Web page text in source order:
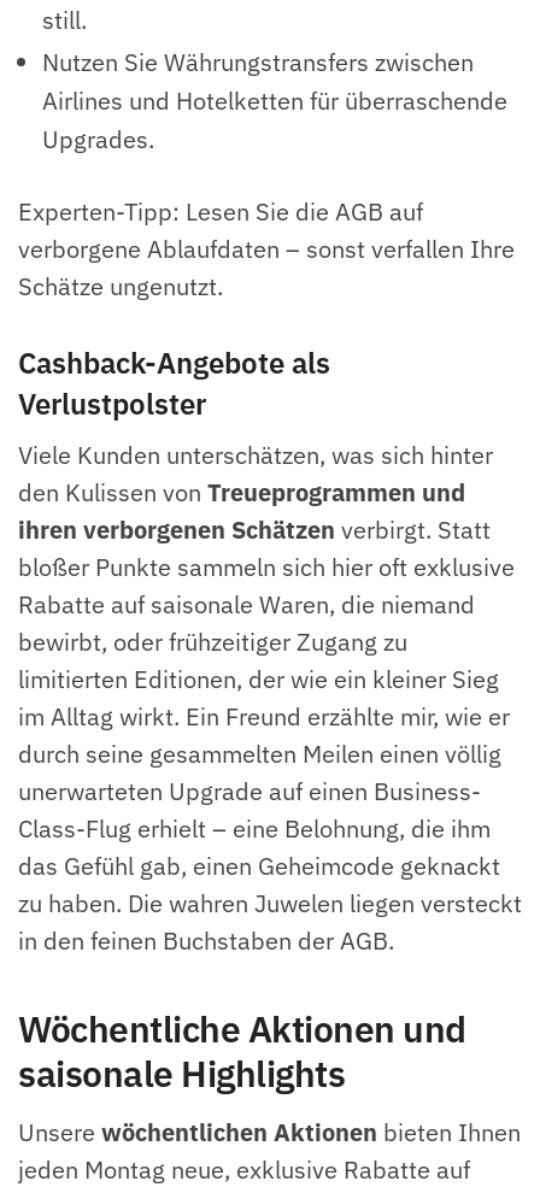
still.
Nutzen Sie Währungstransfers zwischen
Airlines und Hotelketten für überraschende
Upgrades.
Experten-Tipp: Lesen Sie die AGB auf
verborgene Ablaufdaten – sonst verfallen Ihre
Schätze ungenutzt.
Cashback-Angebote als
Verlustpolster
Viele Kunden unterschätzen, was sich hinter
den Kulissen von Treueprogrammen und
ihren verborgenen Schätzen verbirgt. Statt
bloßer Punkte sammeln sich hier oft exklusive
Rabatte auf saisonale Waren, die niemand
bewirbt, oder frühzeitiger Zugang zu
limitierten Editionen, der wie ein kleiner Sieg
im Alltag wirkt. Ein Freund erzählte mir, wie er
durch seine gesammelten Meilen einen völlig
unerwarteten Upgrade auf einen Business-
Class-Flug erhielt – eine Belohnung, die ihm
das Gefühl gab, einen Geheimcode geknackt
zu haben. Die wahren Juwelen liegen versteckt
in den feinen Buchstaben der AGB.
Wöchentliche Aktionen und
saisonale Highlights
Unsere wöchentlichen Aktionen bieten Ihnen
jeden Montag neue, exklusive Rabatte auf